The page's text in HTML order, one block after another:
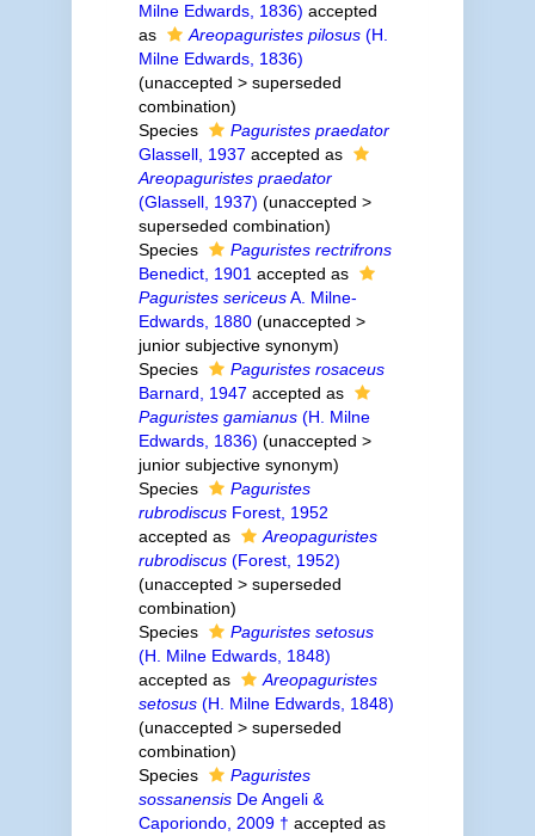
Milne Edwards, 1836) accepted
as
Areopaguristes pilosus(H.
Milne Edwards, 1836)
(unaccepted > superseded
combination)
Species
Paguristes praedator
Glassell, 1937 accepted as
Areopaguristes praedator
(Glassell, 1937) (unaccepted >
superseded combination)
Species
Paguristes rectrifrons
Benedict, 1901 accepted as
Paguristes sericeusA. Milne-
Edwards, 1880 (unaccepted >
junior subjective synonym)
Species
Paguristes rosaceus
Barnard, 1947 accepted as
Paguristes gamianus(H. Milne
Edwards, 1836) (unaccepted >
junior subjective synonym)
Species
Paguristes
rubrodiscusForest, 1952
accepted as
Areopaguristes
rubrodiscus(Forest, 1952)
(unaccepted > superseded
combination)
Species
Paguristes setosus
(H. Milne Edwards, 1848)
accepted as
Areopaguristes
setosus(H. Milne Edwards, 1848)
(unaccepted > superseded
combination)
Species
Paguristes
sossanensisDe Angeli &
Caporiondo, 2009 † accepted as